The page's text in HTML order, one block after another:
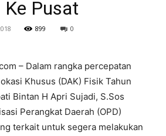
Ke Pusat
899 0
– Dalam rangka percepatan
Khusus (DAK) Fisik Tahun
Bintan H Apri Sujadi, S.Sos
Perangkat Daerah (OPD)
terkait untuk segera melakukan